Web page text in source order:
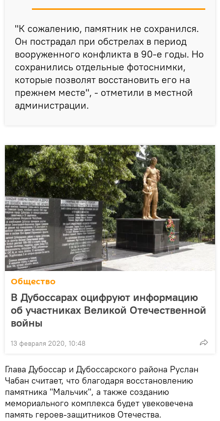
"К сожалению, памятник не сохранился.
Он пострадал при обстрелах в период
вооруженного конфликта в 90-е годы. Но
сохранились отдельные фотоснимки,
которые позволят восстановить его на
прежнем месте", - отметили в местной
администрации.
Общество
В Дубоссарах оцифруют информацию
об участниках Великой Отечественной
войны
13 февраля 2020, 10:48
Глава Дубоссар и Дубоссарского района Руслан
Чабан считает, что благодаря восстановлению
памятника "Мальчик", а также созданию
мемориального комплекса будет увековечена
память героев-защитников Отечества.